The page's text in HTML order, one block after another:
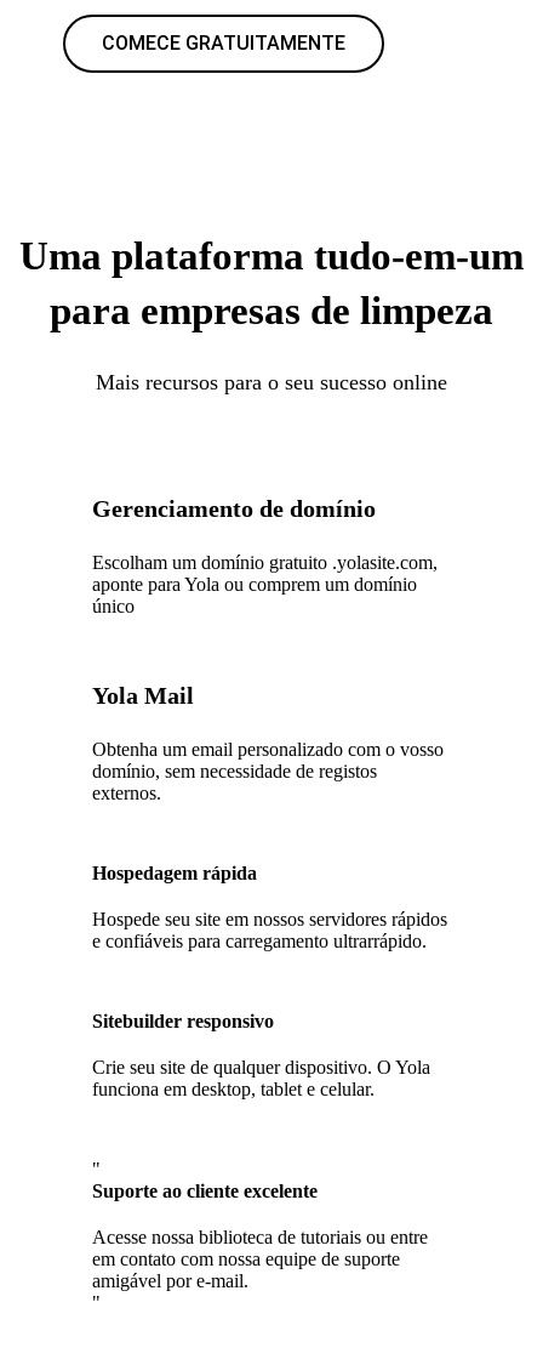
COMECE GRATUITAMENTE
Uma plataforma tudo-em-um
para empresas de limpeza
Mais recursos para o seu sucesso online
Gerenciamento de domínio
Escolham um domínio gratuito .yolasite.com,
aponte para Yola ou comprem um domínio
único
Yola Mail
Obtenha um email personalizado com o vosso
domínio, sem necessidade de registos
externos.
Hospedagem rápida
Hospede seu site em nossos servidores rápidos
e confiáveis para carregamento ultrarrápido.
Sitebuilder responsivo
Crie seu site de qualquer dispositivo. O Yola
funciona em desktop, tablet e celular.
"
Suporte ao cliente excelente
Acesse nossa biblioteca de tutoriais ou entre
em contato com nossa equipe de suporte
amigável por e-mail.
"